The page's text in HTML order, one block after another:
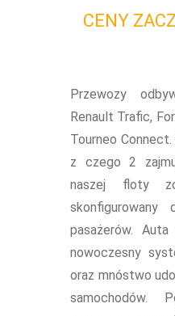
CENY
Przewozy
Renault Trafic,
Tourneo
z czego 2
naszej floty
pasażerów.
nowoczesny
oraz mnóstwo
samochodów.